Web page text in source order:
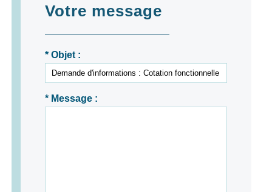
Votre message
* Objet :
* Message :